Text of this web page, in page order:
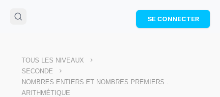
🌴Cahier de vacances offert
: révise les maths cet
Télécharge ton PDF gratuit et progresse avec des
SE CONNECTER
TOUS LES NIVEAUX >
SECONDE >
NOMBRES ENTIERS ET NOMBRES PREMIERS :
ARITHMÉTIQUE